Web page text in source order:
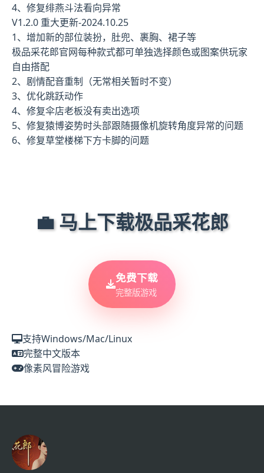
4、修复绯燕斗法看向异常
V1.2.0 重大更新-2024.10.25
1、增加新的部位装扮，肚兜、裹胸、裙子等
极品采花郎官网每种款式都可单独选择颜色或图案供玩家
自由搭配
2、剧情配音重制（无常相关暂时不变）
3、优化跳跃动作
4、修复伞店老板没有卖出选项
5、修复猿博姿势时头部跟随摄像机旋转角度异常的问题
6、修复草堂楼梯下方卡脚的问题
💼 马上下载极品采花郎
免费下载
完整版游戏
支持Windows/Mac/Linux
完整中文版本
像素风冒险游戏